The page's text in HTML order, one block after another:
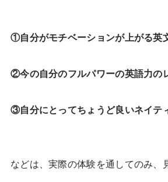
①自分がモチベーションが上がる英
②今の自分のフルパワーの英語力の
③自分にとってちょうど良いネイテ
などは、実際の体験を通してのみ、